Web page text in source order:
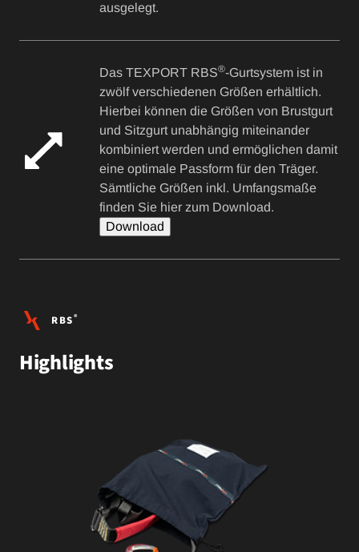
ausgelegt.
Das TEXPORT RBS®-Gurtsystem ist in
zwölf verschiedenen Größen erhältlich.
Hierbei können die Größen von Brustgurt
und Sitzgurt unabhängig miteinander
kombiniert werden und ermöglichen damit
eine optimale Passform für den Träger.
Sämtliche Größen inkl. Umfangsmaße
finden Sie hier zum Download.
Download
RBS®
Highlights